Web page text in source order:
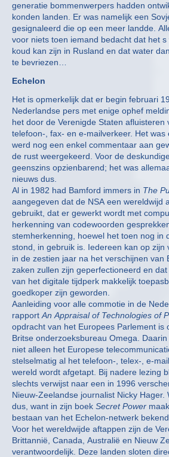
generatie bommenwerpers hadden
konden landen. Er was namelijk een
gesignaleerd die op een meer landde.
voor niets toen iemand bedacht dat het
koud kan zijn in Rusland en dat water
te bevriezen…
Echelon
Het is opmerkelijk dat er begin februari
Nederlandse pers met enige ophef
het door de Verenigde Staten afluisteren
telefoon-, fax- en e-mailverkeer. Het
werd nog een enkel commentaar aan
de rust weergekeerd. Voor de
geenszins opzienbarend; het was
nieuws dus.
Al in 1982 had Bamford immers in The
aangegeven dat de NSA een wereldwijd
gebruikt, dat er gewerkt wordt met
herkenning van codewoorden
stemherkenning, hoewel het toen nog in
stond, in gebruik is. Iedereen kan op zijn
in de zestien jaar na het verschijnen van
zaken zullen zijn geperfectioneerd en
van het digitale tijdperk makkelijk
goedkoper zijn geworden.
Aanleiding voor alle commotie in de
rapport An Appraisal of Technologies of
opdracht van het Europees Parlement is
Britse onderzoeksbureau Omega.
niet alleen het Europese
stelselmatig al het telefoon-, telex-, e-
wereld wordt afgetapt. Bij nadere lezing
slechts verwijst naar een in 1996
Nieuw-Zeelandse journalist Nicky Hager.
dus, want in zijn boek Secret Power
bestaan van het Echelon-netwerk bekend.
Voor het wereldwijde aftappen zijn de
Brittannië, Canada, Australië en Nieuw
verantwoordelijk. Deze landen sloten